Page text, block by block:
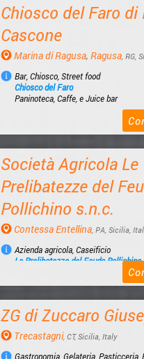
Chiosco del Faro di
Cascone
Marina di Ragusa, Ragusa , RG,
Bar, Chiosco, Street food
Chiosco del Faro
Paninoteca, Caffe, e Juice bar
Società Agricola Le
Prelibatezze del
Pollichino s.n.c.
Contessa Entellina , PA, Sicilia,
Azienda agricola, Caseificio
Le Prelibatezze del Feudo Pollichino
Prodotti di nicchia provenienti da
ZG di Zuccaro
Trecastagni, CT, Sicilia, Italy
Gastronomia, Gelateria, Pasticceria,